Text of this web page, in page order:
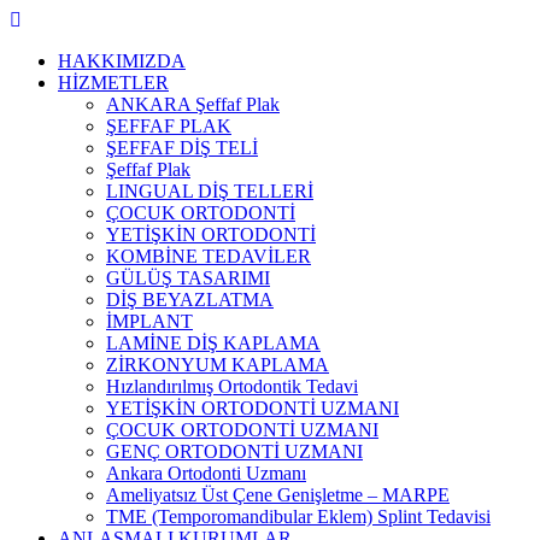
Skip
contentHAKKIMIZDA
HİZMETLER
ANKARA Şeffaf Plak
ŞEFFAF PLAK
ŞEFFAF DİŞ TELİ
Şeffaf Plak
LINGUAL DİŞ TELLERİ
ÇOCUK ORTODONTİ
YETİŞKİN ORTODONTİ
KOMBİNE TEDAVİLER
GÜLÜŞ TASARIMI
DİŞ BEYAZLATMA
İMPLANT
LAMİNE DİŞ KAPLAMA
ZİRKONYUM KAPLAMA
Hızlandırılmış Ortodontik Tedavi
YETİŞKİN ORTODONTİ UZMANI
ÇOCUK ORTODONTİ UZMANI
GENÇ ORTODONTİ UZMANI
Ankara Ortodonti Uzmanı
Ameliyatsız Üst Çene Genişletme – MARPE
TME (Temporomandibular Eklem) Splint Tedavisi